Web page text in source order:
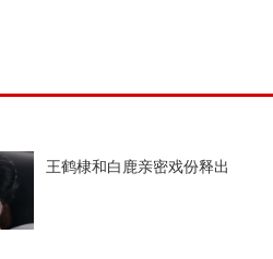
王鹤棣和白鹿亲密戏份释出